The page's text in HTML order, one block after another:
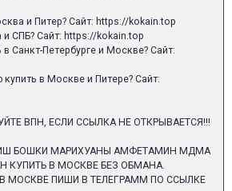
и Питер? Сайт: https://kokain.top
и СПБ? Сайт: https://kokain.top
Санкт-Петербурге и Москве? Сайт:
в Москве и Питере? Сайт:
ВПН, ЕСЛИ ССЫЛКА НЕ ОТКРЫВАЕТСЯ!!!
БОШКИ МАРИХУАНЫ АМФЕТАМИН МДМА
КУПИТЬ В МОСКВЕ БЕЗ ОБМАНА.
МОСКВЕ ПИШИ В ТЕЛЕГРАММ ПО ССЫЛКЕ